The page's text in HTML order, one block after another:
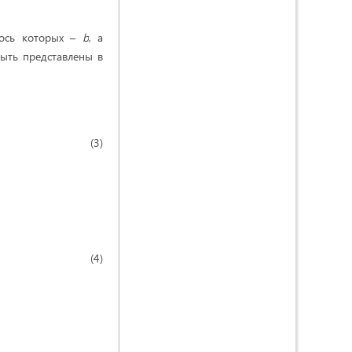
которых – b, а
представлены в
(4)